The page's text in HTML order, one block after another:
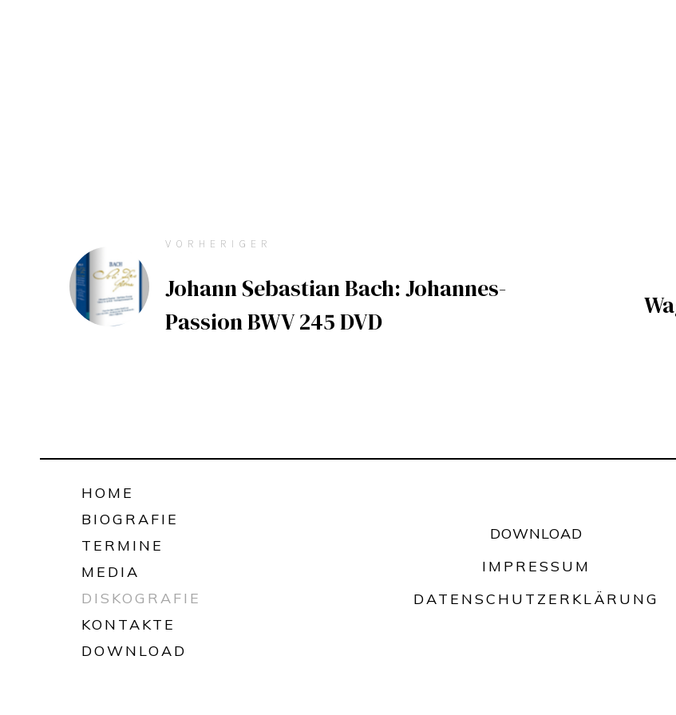
VORHERIGER
Johann Sebastian Bach: Johannes-
Passion BWV 245 DVD
HOME
BIOGRAFIE
TERMINE
MEDIA
DISKOGRAFIE
KONTAKTE
DOWNLOAD
DOWNLOAD
IMPRESSUM
DATENSCHUTZERKLÄRUNG